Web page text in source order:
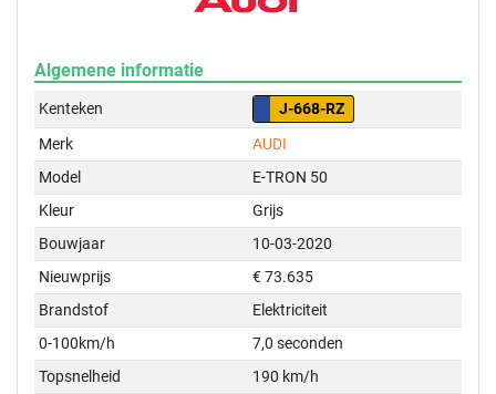
Algemene informatie
Kenteken
J-668-RZ
Merk
AUDI
Model
E-TRON 50
Kleur
Grijs
Bouwjaar
10-03-2020
Nieuwprijs
€ 73.635
Brandstof
Elektriciteit
0-100km/h
7,0 seconden
Topsnelheid
190 km/h